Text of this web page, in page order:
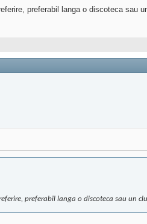
preferabil langa o discoteca sau
preferabil langa o discoteca sau un